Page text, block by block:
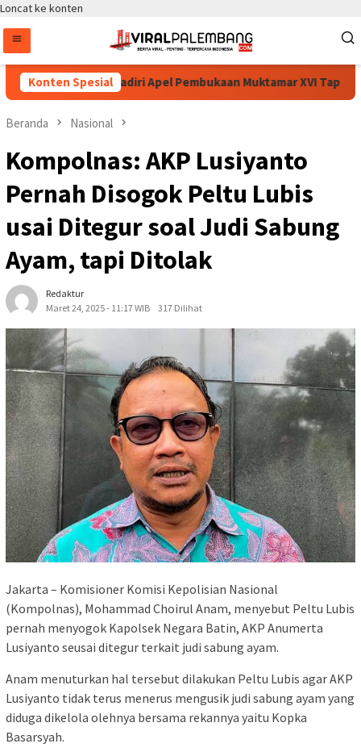
Loncat ke konten
Konten Spesial
Prabowo Hadiri Apel Pembukaan Muktamar XVI Tapak Suci di
Beranda Nasional
Kompolnas: AKP Lusiyanto
Pernah Disogok Peltu Lubis
usai Ditegur soal Judi Sabung
Ayam, tapi Ditolak
Redaktur
Maret 24, 2025 - 11:17 WIB
317 Dilihat
Jakarta – Komisioner Komisi Kepolisian Nasional
(Kompolnas), Mohammad Choirul Anam, menyebut Peltu Lubis
pernah menyogok Kapolsek Negara Batin, AKP Anumerta
Lusiyanto seusai ditegur terkait judi sabung ayam.
Anam menuturkan hal tersebut dilakukan Peltu Lubis agar AKP
Lusiyanto tidak terus menerus mengusik judi sabung ayam yang
diduga dikelola olehnya bersama rekannya yaitu Kopka
Basarsyah.